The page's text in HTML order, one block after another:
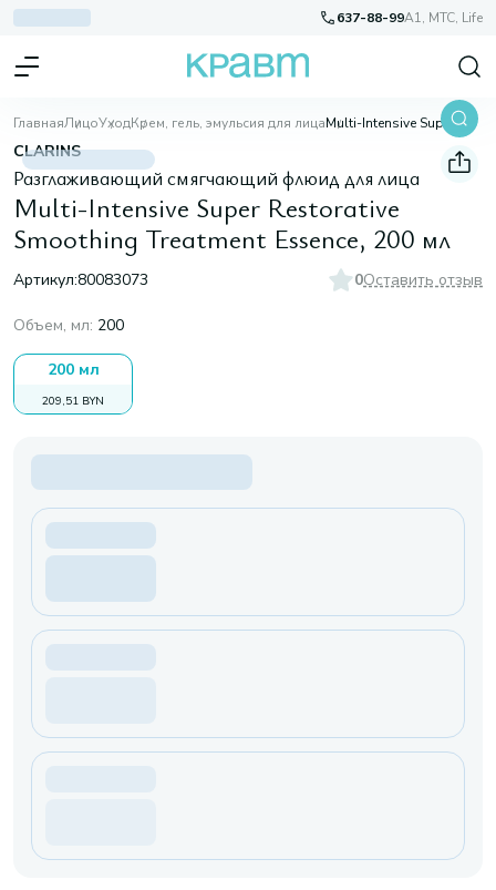
637-88-99A1, МТС, Life
ГлавнаяЛицоУходКрем, гель, эмульсия для лица Multi-Intensive Super Restorative Smoothing Treatment Essence, 200 мл
CLARINS
Разглаживающий смягчающий флюид для лица
Multi-Intensive Super Restorative
Smoothing Treatment Essence, 200 мл
Артикул:80083073 0Оставить отзыв
Объем, мл: 200
200 мл
209,51 BYN